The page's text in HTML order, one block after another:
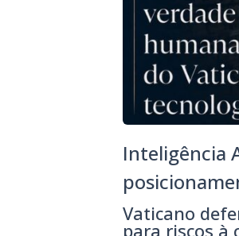
Inteligência
Vaticano
para riscos à